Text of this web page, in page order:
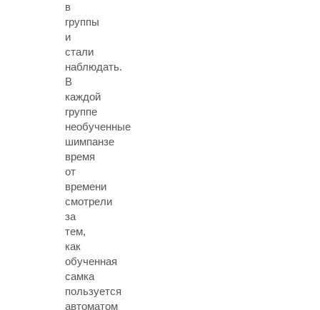
в
группы
и
стали
наблюдать.
В
каждой
группе
необученные
шимпанзе
время
от
времени
смотрели
за
тем,
как
обученная
самка
пользуется
автоматом